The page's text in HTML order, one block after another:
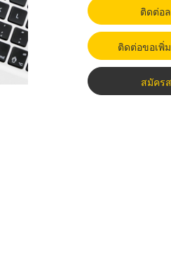
ติดต่อ
ติดต่อขอเพิ่
สมัคร